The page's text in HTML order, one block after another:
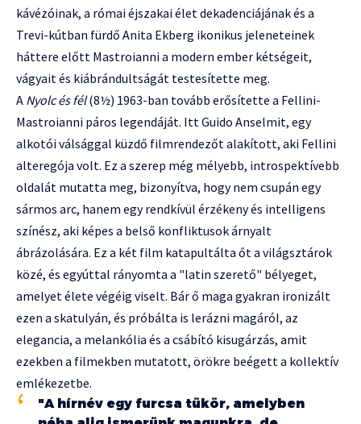
kávézóinak, a római éjszakai élet dekadenciájának és a
Trevi-kútban fürdő Anita Ekberg ikonikus jeleneteinek
háttere előtt Mastroianni a modern ember kétségeit,
vágyait és kiábrándultságát testesítette meg.
A Nyolc és fél(8½) 1963-ban tovább erősítette a Fellini-
Mastroianni páros legendáját. Itt Guido Anselmit, egy
alkotói válsággal küzdő filmrendezőt alakított, aki Fellini
alteregója volt. Ez a szerep még mélyebb, introspektívebb
oldalát mutatta meg, bizonyítva, hogy nem csupán egy
sármos arc, hanem egy rendkívül érzékeny és intelligens
színész, aki képes a belső konfliktusok árnyalt
ábrázolására. Ez a két film katapultálta őt a világsztárok
közé, és egyúttal rányomta a "latin szerető" bélyeget,
amelyet élete végéig viselt. Bár ő maga gyakran ironizált
ezen a skatulyán, és próbálta is lerázni magáról, az
elegancia, a melankólia és a csábító kisugárzás, amit
ezekben a filmekben mutatott, örökre beégett a kollektív
emlékezetbe.
"A hírnév egy furcsa tükör, amelyben